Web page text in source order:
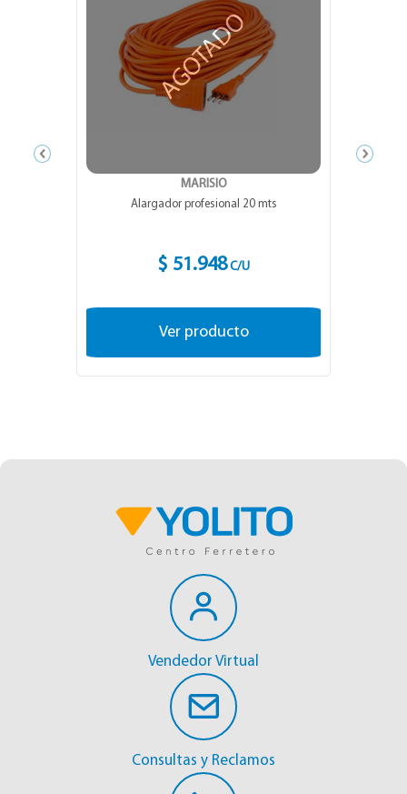
AGOTADO
MARISIO
Alargador profesional 20 mts
$ 51.948 C/U
Ver producto
Vendedor Virtual
Consultas y Reclamos